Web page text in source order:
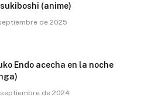
(anime)
de 2025
Endo acecha en la noche
septiembre de 2024